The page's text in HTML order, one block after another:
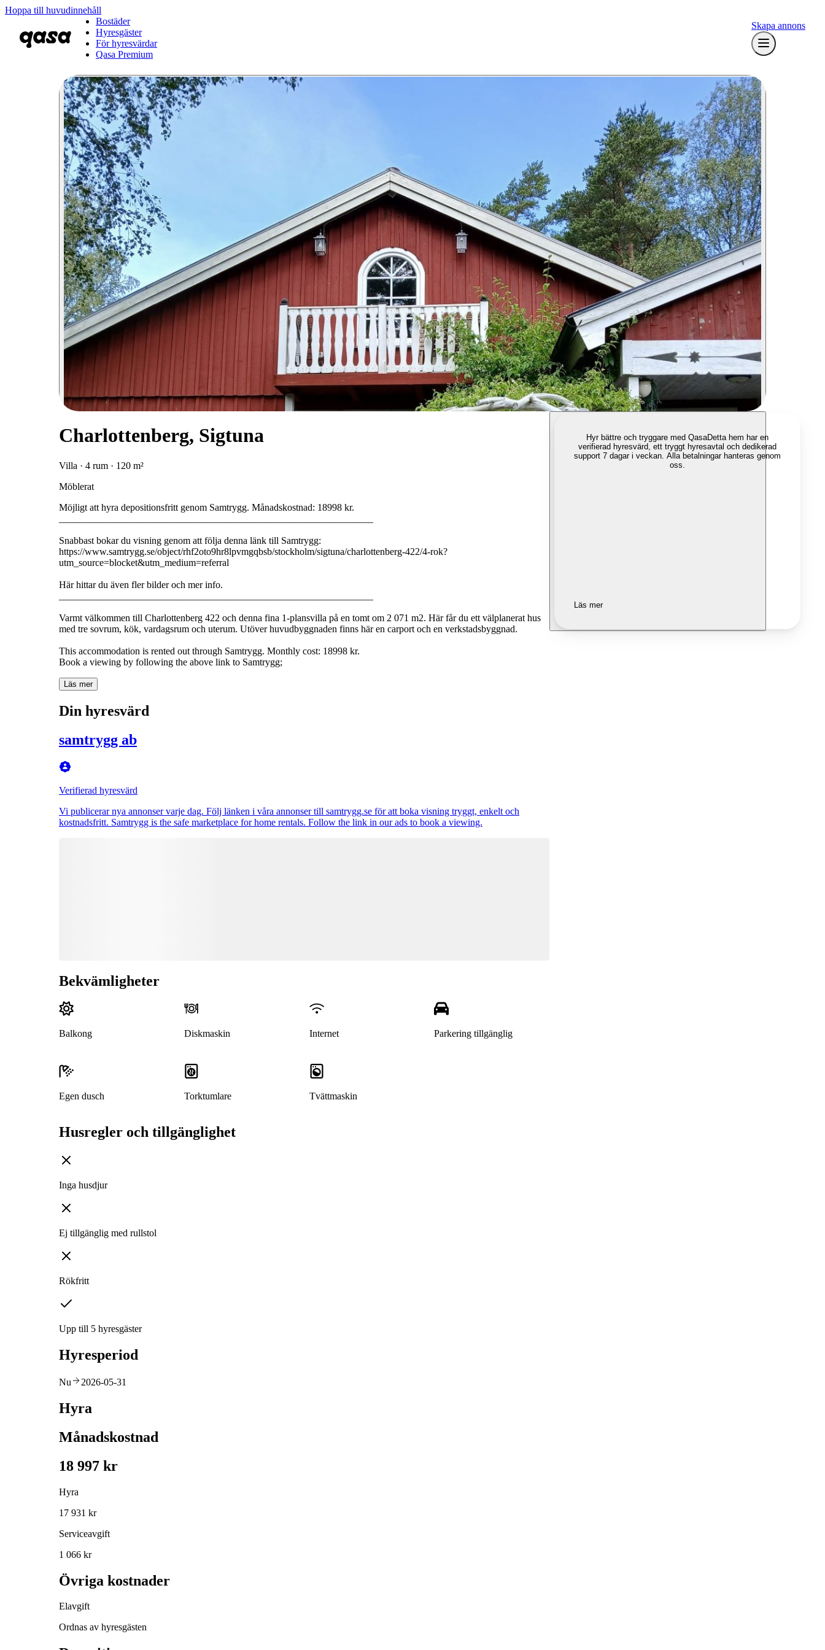
Hoppa till huvudinnehåll
Bostäder
Hyresgäster
För hyresvärdar
Qasa Premium
Skapa annons
Charlottenberg, Sigtuna
Villa · 4 rum · 120 m²
Möblerat
Möjligt att hyra depositionsfritt genom Samtrygg. Månadskostnad: 18998 kr.
Snabbast bokar du visning genom att följa denna länk till Samtrygg:
https://www.samtrygg.se/object/rhf2oto9hr8lpvmgqbsb/stockholm/sigtuna/charlottenberg-422/4-rok?
utm_source=blocket&utm_medium=referral
Här hittar du även fler bilder och mer info.
Varmt välkommen till Charlottenberg 422 och denna fina 1-plansvilla på en tomt om 2 071 m2. Här får du ett välplanerat hus
med tre sovrum, kök, vardagsrum och uterum. Utöver huvudbyggnaden finns här en carport och en verkstadsbyggnad.
This accommodation is rented out through Samtrygg. Monthly cost: 18998 kr.
Book a viewing by following the above link to Samtrygg;
Läs mer
Din hyresvärd
samtrygg ab
Verifierad hyresvärd
Vi publicerar nya annonser varje dag. Följ länken i våra annonser till samtrygg.se för att boka visning tryggt, enkelt och
kostnadsfritt. Samtrygg is the safe marketplace for home rentals. Follow the link in our ads to book a viewing.
Bekvämligheter
Balkong Diskmaskin Internet Parkering tillgänglig
Egen dusch Torktumlare Tvättmaskin
Husregler och tillgänglighet
Inga husdjur
Ej tillgänglig med rullstol
Rökfritt
Upp till 5 hyresgäster
Hyresperiod
Nu 2026-05-31
Hyra
Månadskostnad
18 997 kr
Hyra
17 931 kr
Serviceavgift
1 066 kr
Övriga kostnader
Elavgift
Ordnas av hyresgästen
Hyr bättre och tryggare med QasaDetta hem har en
verifierad hyresvärd, ett tryggt hyresavtal och dedikerad
support 7 dagar i veckan. Alla betalningar hanteras genom
oss.
Läs mer